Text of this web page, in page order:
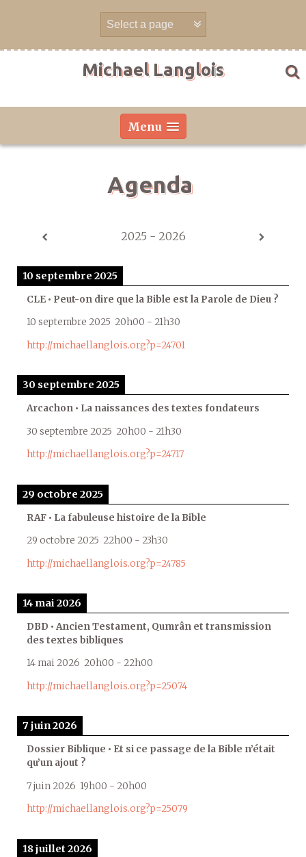
Michael Langlois
Menu
Agenda
2025 - 2026
10 septembre 2025
CLE • Peut-on dire que la Bible est la Parole de Dieu ?
10 septembre 2025 20h00 - 21h30
http://michaellanglois.org?p=24701
30 septembre 2025
Arcachon • La naissances des textes fondateurs
30 septembre 2025 20h00 - 21h30
http://michaellanglois.org?p=24717
29 octobre 2025
RAF • La fabuleuse histoire de la Bible
29 octobre 2025 22h00 - 23h30
http://michaellanglois.org?p=24785
14 mai 2026
DBD • Ancien Testament, Qumrân et transmission
des textes bibliques
14 mai 2026 20h00 - 22h00
http://michaellanglois.org?p=25074
7 juin 2026
Dossier Biblique • Et si ce passage de la Bible n’était
qu’un ajout ?
7 juin 2026 19h00 - 20h00
http://michaellanglois.org?p=25079
18 juillet 2026